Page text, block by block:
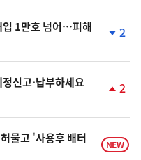
일
입 1만호 넘어…피해
하
2
신고·납부하세요
상
승
2
물고 '사용후 배터
NEW